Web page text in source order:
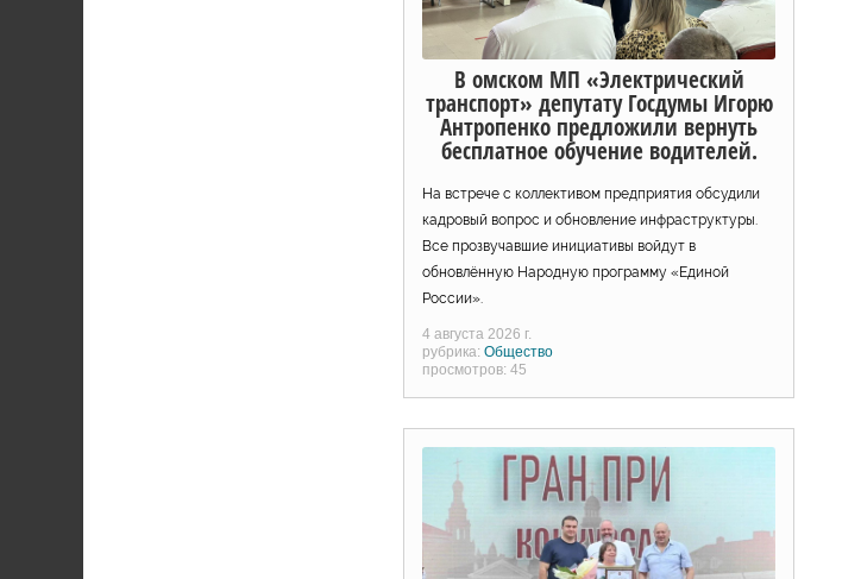
В омском МП «Электрический
транспорт» депутату Госдумы Игорю
Антропенко предложили вернуть
бесплатное обучение водителей.
На встрече с коллективом предприятия обсудили
кадровый вопрос и обновление инфраструктуры.
Все прозвучавшие инициативы войдут в
обновлённую Народную программу «Единой
России».
4 августа 2026 г.
рубрика: Общество
просмотров: 45